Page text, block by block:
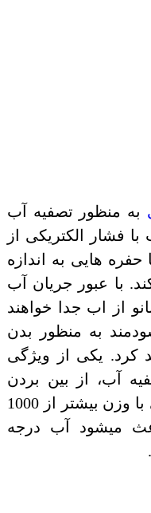
به منظور تصفیه آب
فشار الکتریکی از
حفره هایی به اندازه
کند. با عبور جریان آب
از اب جدا خواهند
به منظور بدن
کرد. یکی از ویژگی
آب، از بین بردن
مواد ذائد و مواد اولیه آلی با وزن بیشتر از 1000
میشود آب درجه